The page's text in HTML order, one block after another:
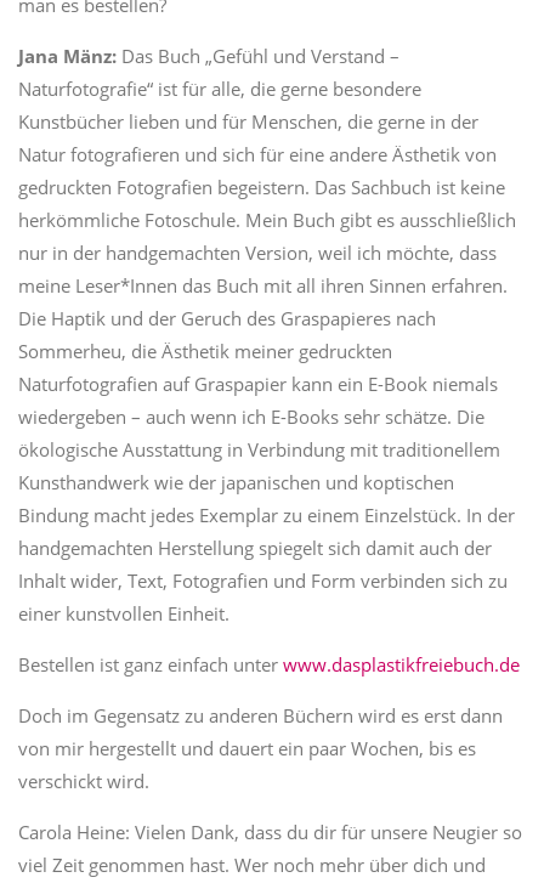
Jana Mänz: Das Buch „Gefühl und Verstand –
Naturfotografie“ ist für alle, die gerne besondere
Kunstbücher lieben und für Menschen, die gerne in der
Natur fotografieren und sich für eine andere Ästhetik von
gedruckten Fotografien begeistern. Das Sachbuch ist keine
herkömmliche Fotoschule. Mein Buch gibt es ausschließlich
nur in der handgemachten Version, weil ich möchte, dass
meine Leser*Innen das Buch mit all ihren Sinnen erfahren.
Die Haptik und der Geruch des Graspapieres nach
Sommerheu, die Ästhetik meiner gedruckten
Naturfotografien auf Graspapier kann ein E-Book niemals
wiedergeben – auch wenn ich E-Books sehr schätze. Die
ökologische Ausstattung in Verbindung mit traditionellem
Kunsthandwerk wie der japanischen und koptischen
Bindung macht jedes Exemplar zu einem Einzelstück. In der
handgemachten Herstellung spiegelt sich damit auch der
Inhalt wider, Text, Fotografien und Form verbinden sich zu
einer kunstvollen Einheit.
Bestellen ist ganz einfach unter www.dasplastikfreiebuch.de
Doch im Gegensatz zu anderen Büchern wird es erst dann
von mir hergestellt und dauert ein paar Wochen, bis es
verschickt wird.
Carola Heine: Vielen Dank, dass du dir für unsere Neugier so
viel Zeit genommen hast. Wer noch mehr über dich und